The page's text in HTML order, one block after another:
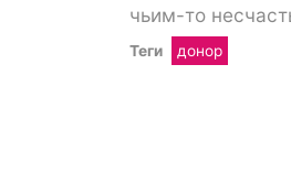
чьим-то
Теги донор